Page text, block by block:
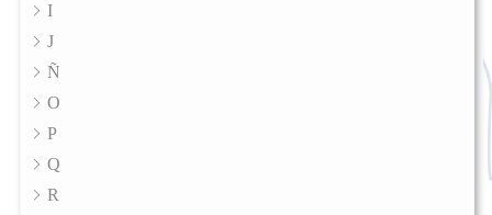
I
J
Ñ
O
P
Q
R